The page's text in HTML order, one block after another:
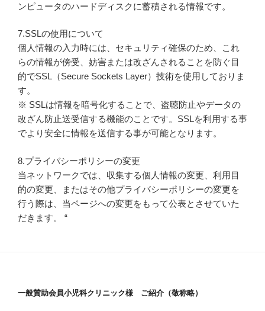
ンピュータのハードディスクに蓄積される情報です。
7.SSLの使用について
個人情報の入力時には、セキュリティ確保のため、これ
らの情報が傍受、妨害または改ざんされることを防ぐ目
的でSSL（Secure Sockets Layer）技術を使用しておりま
す。
※ SSLは情報を暗号化することで、盗聴防止やデータの
改ざん防止送受信する機能のことです。SSLを利用する事
でより安全に情報を送信する事が可能となります。
8.プライバシーポリシーの変更
当ネットワークでは、収集する個人情報の変更、利用目
的の変更、またはその他プライバシーポリシーの変更を
行う際は、当ページへの変更をもって公表とさせていた
だきます。 “
一般賛助会員小児科クリニック様 ご紹介（敬称略）